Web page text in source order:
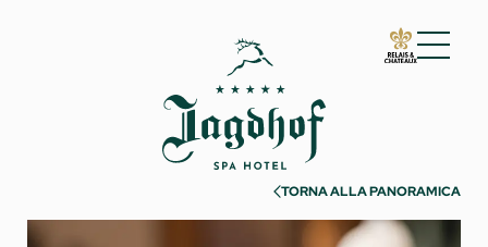
01 Lo Jagdhof
02 Camere e suite
04 Spa e fitness
TORNA ALLA PANORAMICA